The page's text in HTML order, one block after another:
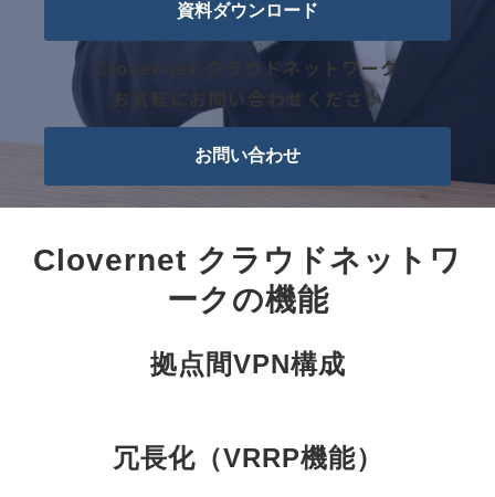
資料ダウンロード
Clovernet クラウドネットワーク
お気軽にお問い合わせください
お問い合わせ
Clovernet クラウドネットワ
ークの機能
拠点間VPN構成
冗長化（VRRP機能）